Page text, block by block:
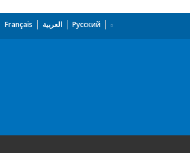
Français العربية Русский